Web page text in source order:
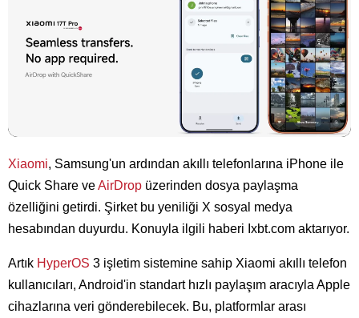
Xiaomi, Samsung'un ardından akıllı telefonlarına iPhone ile
Quick Share veAirDrop üzerinden dosya paylaşma
özelliğini getirdi. Şirket bu yeniliği X sosyal medya
hesabından duyurdu. Konuyla ilgili haberi Ixbt.com aktarıyor.
Artık HyperOS 3 işletim sistemine sahip Xiaomi akıllı telefon
kullanıcıları, Android'in standart hızlı paylaşım aracıyla Apple
cihazlarına veri gönderebilecek. Bu, platformlar arası